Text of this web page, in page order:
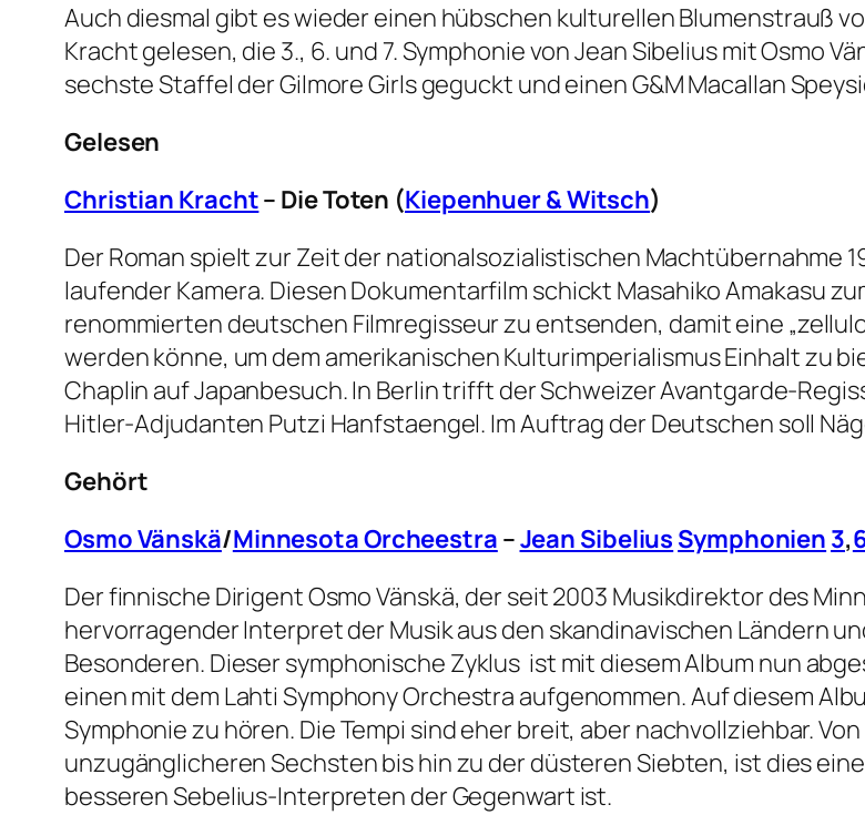
Auch diesmal gibt es wieder einen hübschen kulturellen Blumenstrauß
Kracht gelesen, die 3., 6. und 7. Symphonie von Jean Sibelius mit Osmo
sechste Staffel der Gilmore Girls geguckt und einen G&M Macallan
Gelesen
Christian Kracht– Die Toten (Kiepenhuer & Witsch)
Der Roman spielt zur Zeit der nationalsozialistischen Machtübernahme
laufender Kamera. Diesen Dokumentarfilm schickt Masahiko Amakasu
renommierten deutschen Filmregisseur zu entsenden, damit eine
werden könne, um dem amerikanischen Kulturimperialismus Einhalt zu
Chaplin auf Japanbesuch. In Berlin trifft der Schweizer Avantgarde-
Hitler-Adjudanten Putzi Hanfstaengel. Im Auftrag der Deutschen soll
Gehört
Osmo Vänskä/Minnesota Orcheestra –Jean Sibelius Symphonien 3,
Der finnische Dirigent Osmo Vänskä, der seit 2003 Musikdirektor des
hervorragender Interpret der Musik aus den skandinavischen Ländern
Besonderen. Dieser symphonische Zyklus ist mit diesem Album nun
einen mit dem Lahti Symphony Orchestra aufgenommen. Auf diesem
Symphonie zu hören. Die Tempi sind eher breit, aber nachvollziehbar.
unzugänglicheren Sechsten bis hin zu der düsteren Siebten, ist dies
besseren Sebelius-Interpreten der Gegenwart ist.